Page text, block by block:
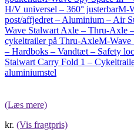
H/V universel – 360° justerbarM-
post/affjedret – Aluminium – Air
Wave Stalwart Axle – Thru-Axle
cykeltrailer på Thru-AxleM-Wave
– Hardboks – Vandtæt – Safety
Stalwart Carry Fold 1 –
aluminiumstel
(Læs mere)
kr. (Vis fragtpris)